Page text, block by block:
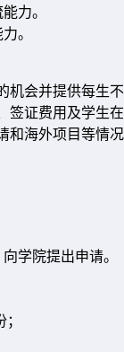
力。
。
机会并提供每生不
签证费用及学生在
和海外项目等情况
学院提出申请。